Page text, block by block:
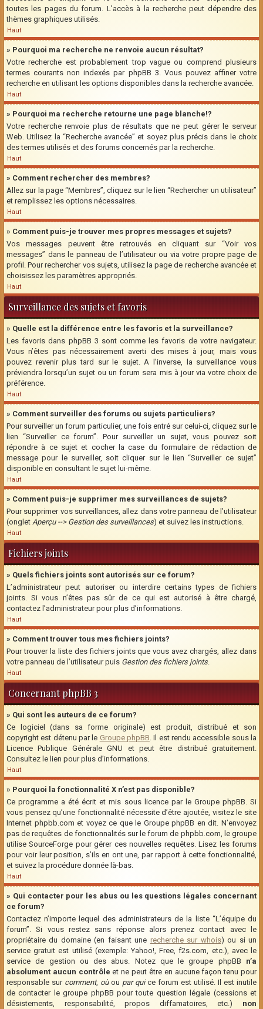
toutes les pages du forum. L’accès à la recherche peut dépendre des
thèmes graphiques utilisés.
Haut
» Pourquoi ma recherche ne renvoie aucun résultat?
Votre recherche est probablement trop vague ou comprend plusieurs
termes courants non indexés par phpBB 3. Vous pouvez affiner votre
recherche en utilisant les options disponibles dans la recherche avancée.
Haut
» Pourquoi ma recherche retourne une page blanche!?
Votre recherche renvoie plus de résultats que ne peut gérer le serveur
Web. Utilisez la “Recherche avancée” et soyez plus précis dans le choix
des termes utilisés et des forums concernés par la recherche.
Haut
» Comment rechercher des membres?
Allez sur la page “Membres”, cliquez sur le lien “Rechercher un utilisateur”
et remplissez les options nécessaires.
Haut
» Comment puis-je trouver mes propres messages et sujets?
Vos messages peuvent être retrouvés en cliquant sur “Voir vos
messages” dans le panneau de l’utilisateur ou via votre propre page de
profil. Pour rechercher vos sujets, utilisez la page de recherche avancée et
choisissez les paramètres appropriés.
Haut
Surveillance des sujets et favoris
» Quelle est la différence entre les favoris et la surveillance?
Les favoris dans phpBB 3 sont comme les favoris de votre navigateur.
Vous n’êtes pas nécessairement averti des mises à jour, mais vous
pouvez revenir plus tard sur le sujet. A l’inverse, la surveillance vous
préviendra lorsqu’un sujet ou un forum sera mis à jour via votre choix de
préférence.
Haut
» Comment surveiller des forums ou sujets particuliers?
Pour surveiller un forum particulier, une fois entré sur celui-ci, cliquez sur le
lien “Surveiller ce forum”. Pour surveiller un sujet, vous pouvez soit
répondre à ce sujet et cocher la case du formulaire de rédaction de
message pour le surveiller, soit cliquer sur le lien “Surveiller ce sujet”
disponible en consultant le sujet lui-même.
Haut
» Comment puis-je supprimer mes surveillances de sujets?
Pour supprimer vos surveillances, allez dans votre panneau de l’utilisateur
(onglet Aperçu --> Gestion des surveillances) et suivez les instructions.
Haut
Fichiers joints
» Quels fichiers joints sont autorisés sur ce forum?
L’administrateur peut autoriser ou interdire certains types de fichiers
joints. Si vous n’êtes pas sûr de ce qui est autorisé à être chargé,
contactez l’administrateur pour plus d’informations.
Haut
» Comment trouver tous mes fichiers joints?
Pour trouver la liste des fichiers joints que vous avez chargés, allez dans
votre panneau de l’utilisateur puis Gestion des fichiers joints.
Haut
Concernant phpBB 3
» Qui sont les auteurs de ce forum?
Ce logiciel (dans sa forme originale) est produit, distribué et son
copyright est détenu par le Groupe phpBB. Il est rendu accessible sous la
Licence Publique Générale GNU et peut être distribué gratuitement.
Consultez le lien pour plus d’informations.
Haut
» Pourquoi la fonctionnalité X n’est pas disponible?
Ce programme a été écrit et mis sous licence par le Groupe phpBB. Si
vous pensez qu’une fonctionnalité nécessite d’être ajoutée, visitez le site
Internet phpbb.com et voyez ce que le Groupe phpBB en dit. N’envoyez
pas de requêtes de fonctionnalités sur le forum de phpbb.com, le groupe
utilise SourceForge pour gérer ces nouvelles requêtes. Lisez les forums
pour voir leur position, s’ils en ont une, par rapport à cette fonctionnalité,
et suivez la procédure donnée là-bas.
Haut
» Qui contacter pour les abus ou les questions légales concernant
ce forum?
Contactez n’importe lequel des administrateurs de la liste “L’équipe du
forum”. Si vous restez sans réponse alors prenez contact avec le
propriétaire du domaine (en faisant une recherche sur whois) ou si un
service gratuit est utilisé (exemple: Yahoo!, Free, f2s.com, etc.), avec le
service de gestion ou des abus. Notez que le groupe phpBB n’a
absolument aucun contrôle et ne peut être en aucune façon tenu pour
responsable sur comment, oùou par quice forum est utilisé. Il est inutile
de contacter le groupe phpBB pour toute question légale (cessions et
désistements, responsabilité, propos diffamatoires, etc.) non